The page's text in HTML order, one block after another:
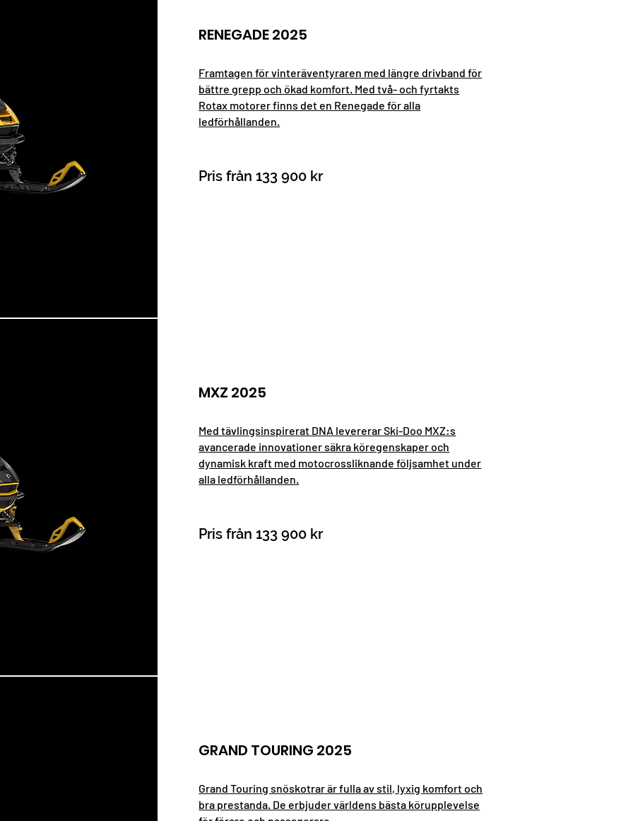
RENEGADE 2025
Framtagen för vinteräventyraren med längre drivband för
bättre grepp och ökad komfort. Med två- och fyrtakts
Rotax motorer finns det en Renegade för alla
ledförhållanden.
Pris från 133 900 kr
MXZ 2025
Med tävlingsinspirerat DNA levererar Ski-Doo MXZ:s
avancerade innovationer säkra köregenskaper och
dynamisk kraft med motocrossliknande följsamhet under
alla ledförhållanden.
Pris från 133 900 kr
GRAND TOURING 2025
Grand Touring snöskotrar är fulla av stil, lyxig komfort och
bra prestanda. De erbjuder världens bästa körupplevelse